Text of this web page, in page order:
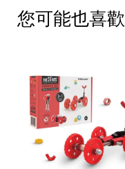
您可能也喜歡